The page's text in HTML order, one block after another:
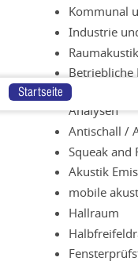
Startseite
Kommunal
Industrie
Raumakustik
Betriebliche
Analysen
Antischall /
Squeak and
Akustik
mobile
Hallraum